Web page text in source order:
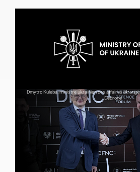
Dmytro Kuleba, ministre ukrainien des affaires
Dedrone